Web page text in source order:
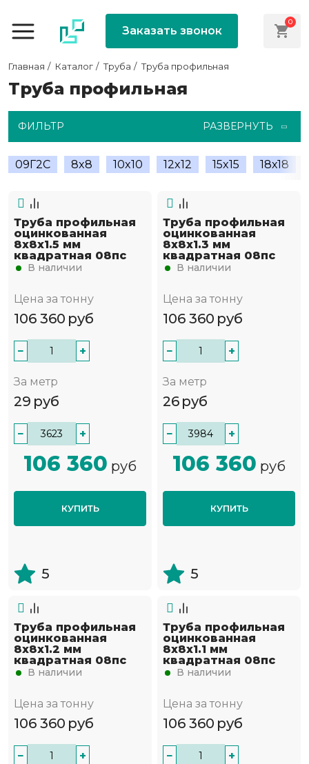
Заказать звонок
0
Главная Каталог Труба Труба профильная
Труба профильная
ФИЛЬТР РАЗВЕРНУТЬ
09Г2С 8x8 10x10 12x12 15x15 18х18
Труба профильная
оцинкованная
8х8х1.5 мм
квадратная 08пс
В наличии
Цена за тонну
106 360 руб
− +
За метр
29 руб
− +
106 360 руб
КУПИТЬ
5
Труба профильная
оцинкованная
8х8х1.3 мм
квадратная 08пс
В наличии
Цена за тонну
106 360 руб
− +
За метр
26 руб
− +
106 360 руб
КУПИТЬ
5
Труба профильная
оцинкованная
8х8х1.2 мм
квадратная 08пс
В наличии
Цена за тонну
106 360 руб
− +
Труба профильная
оцинкованная
8х8х1.1 мм
квадратная 08пс
В наличии
Цена за тонну
106 360 руб
− +